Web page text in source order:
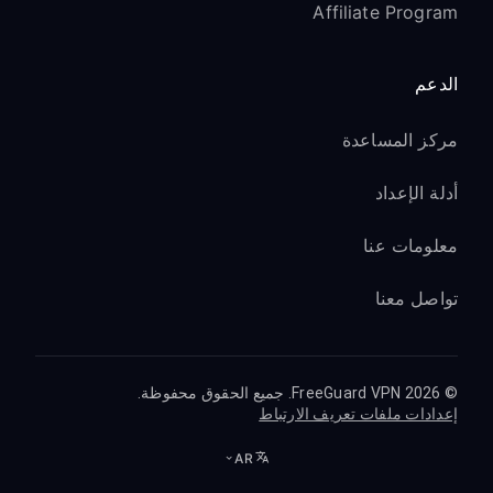
المحتوى الإنجليزي
استخدم الخوادم الأوروبية للمحتوى بلغات
خدمات بث أخرى:
US
يعمل BBC iPlayer مع خوادم VPN في UK
Affiliate Program
الدعم
مركز المساعدة
أدلة الإعداد
معلومات عنا
تواصل معنا
© 2026 FreeGuard VPN. جميع الحقوق محفوظة.
إعدادات ملفات تعريف الارتباط
AR